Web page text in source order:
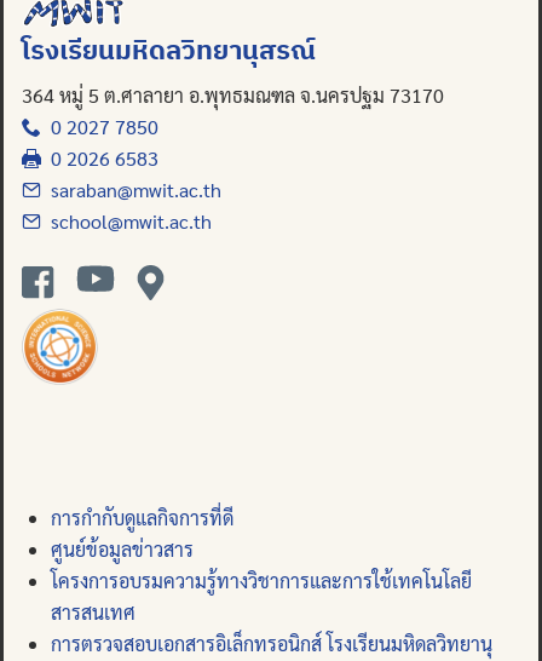
โรงเรียนมหิดลวิทยานุสรณ์
364 หมู่ 5 ต.ศาลายา อ.พุทธมณฑล จ.นครปฐม 73170
0 2027 7850
0 2026 6583
saraban@mwit.ac.th
school@mwit.ac.th
การกำกับดูแลกิจการที่ดี
ศูนย์ข้อมูลข่าวสาร
โครงการอบรมความรู้ทางวิชาการและการใช้เทคโนโลยี
สารสนเทศ
การตรวจสอบเอกสารอิเล็กทรอนิกส์ โรงเรียนมหิดลวิทยานุ